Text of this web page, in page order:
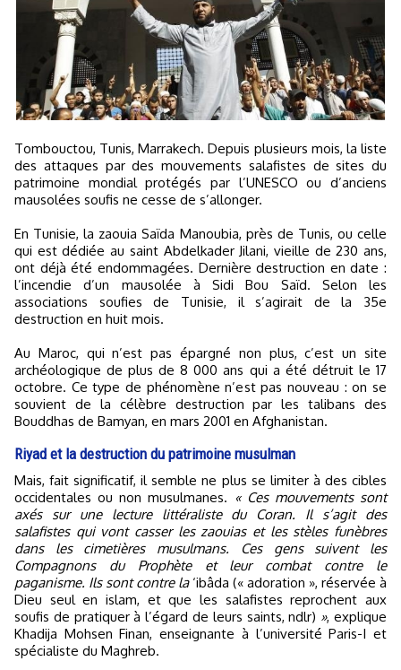
Tombouctou, Tunis, Marrakech. Depuis plusieurs mois, la liste
des attaques par des mouvements salafistes de sites du
patrimoine mondial protégés par l’UNESCO ou d’anciens
mausolées soufis ne cesse de s’allonger.
En Tunisie, la zaouia Saïda Manoubia, près de Tunis, ou celle
qui est dédiée au saint Abdelkader Jilani, vieille de 230 ans,
ont déjà été endommagées. Dernière destruction en date :
l’incendie d’un mausolée à Sidi Bou Saïd. Selon les
associations soufies de Tunisie, il s’agirait de la 35e
destruction en huit mois.
Au Maroc, qui n’est pas épargné non plus, c’est un site
archéologique de plus de 8 000 ans qui a été détruit le 17
octobre. Ce type de phénomène n’est pas nouveau : on se
souvient de la célèbre destruction par les talibans des
Bouddhas de Bamyan, en mars 2001 en Afghanistan.
Riyad et la destruction du patrimoine musulman
Mais, fait significatif, il semble ne plus se limiter à des cibles
occidentales ou non musulmanes. « Ces mouvements sont
axés sur une lecture littéraliste du Coran. Il s’agit des
salafistes qui vont casser les zaouias et les stèles funèbres
dans les cimetières musulmans. Ces gens suivent les
Compagnons du Prophète et leur combat contre le
paganisme. Ils sont contre la‘ibâda (« adoration », réservée à
Dieu seul en islam, et que les salafistes reprochent aux
soufis de pratiquer à l’égard de leurs saints, ndlr) », explique
Khadija Mohsen Finan, enseignante à l’université Paris-I et
spécialiste du Maghreb.